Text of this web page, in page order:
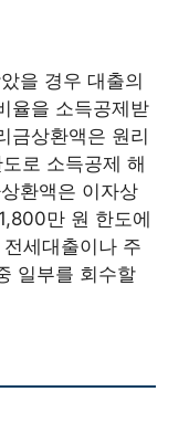
을 경우 대출의
율을 소득공제받
금상환액은 원리
로 소득공제 해
환액은 이자상
만 원 한도에
세대출이나 주
일부를 회수할